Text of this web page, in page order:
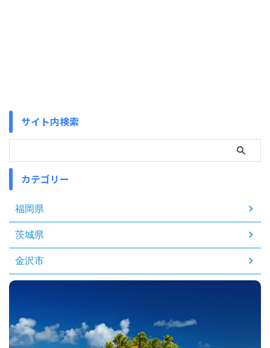
サイト内検索
カテゴリー
福岡県
茨城県
金沢市